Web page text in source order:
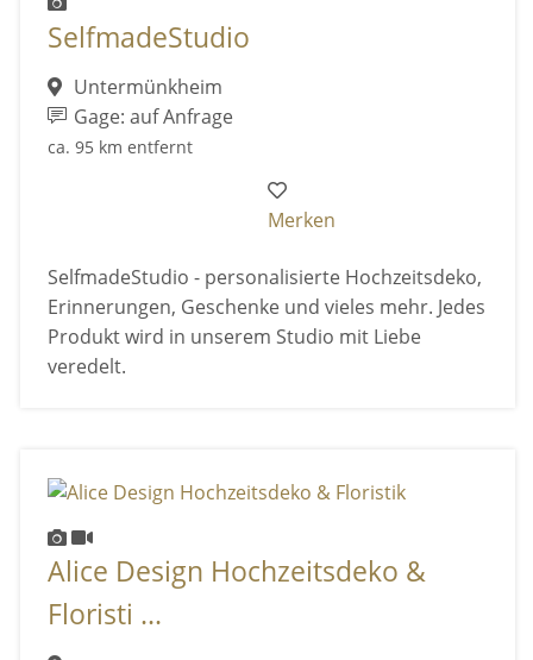
SelfmadeStudio
Untermünkheim
Gage: auf Anfrage
ca. 95 km entfernt
Merken
SelfmadeStudio - personalisierte Hochzeitsdeko,
Erinnerungen, Geschenke und vieles mehr. Jedes
Produkt wird in unserem Studio mit Liebe
veredelt.
Alice Design Hochzeitsdeko &
Floristi ...